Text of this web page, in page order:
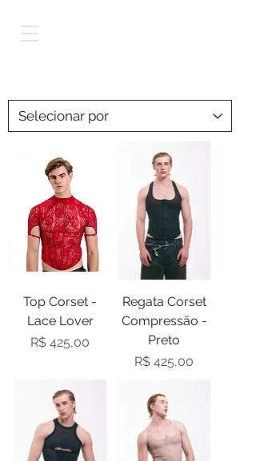
Top Corset -
Lace Lover
Preço
R$ 425,00
Regata Corset
Compressão -
Preto
Preço
R$ 425,00